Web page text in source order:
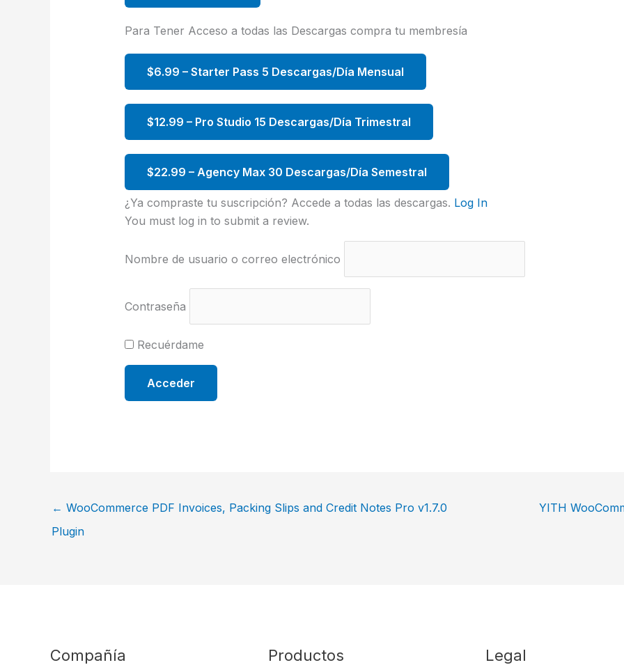
Para Tener Acceso a todas las Descargas compra tu membresía
$6.99 – Starter Pass 5 Descargas/Día Mensual
$12.99 – Pro Studio 15 Descargas/Día Trimestral
$22.99 – Agency Max 30 Descargas/Día Semestral
¿Ya compraste tu suscripción? Accede a todas las descargas. Log In
You must log in to submit a review.
Nombre de usuario o correo electrónico
Contraseña
Recuérdame
← WooCommerce PDF Invoices, Packing Slips and Credit Notes Pro v1.7.0
Plugin
YITH
Compañía Productos Legal